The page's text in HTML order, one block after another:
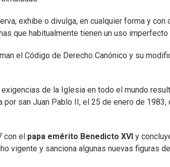
exhibe o divulga, en cualquier forma y
que habitualmente tienen un uso imperfecto
el Código de Derecho Canónico y su
de la Iglesia en todo el mundo
san Juan Pablo II, el 25 de enero de 1983,
con el papa emérito Benedicto XVI y
vigente y sanciona algunas nuevas figuras